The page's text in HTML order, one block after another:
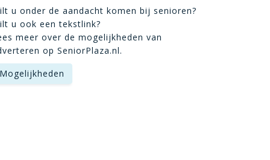
Lees meer over vakanties
u onder de aandacht komen bij senioren?
u ook een tekstlink?
meer over de mogelijkheden van
op SeniorPlaza.nl.
Mogelijkheden